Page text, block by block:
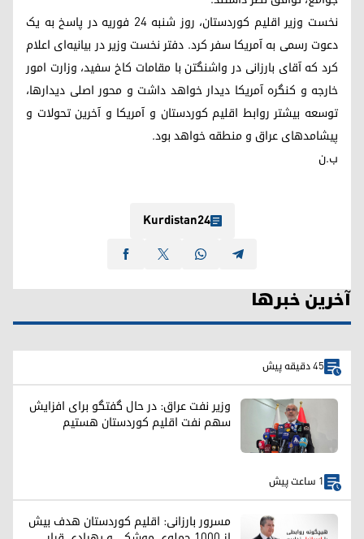
نخست وزیر اقلیم کوردستان، روز شنبه ٢٤ فوریه در پاسخ به یک
دعوت رسمی به آمریکا سفر کرد. دفتر نخست وزیر در بیانیه‌ای اعلام
کرد که آقای بارزانی در واشنگتن با مقامات کاخ سفید، وزارت امور
خارجه و کنگره آمریکا دیدار خواهد داشت و محور اصلی دیدارها،
توسعه بیشتر روابط اقلیم کوردستان و آمریکا و آخرین تحولات و
پیشامدهای عراق و منطقه خواهد بود.
ب.ن
Kurdistan24
آخرین خبرها
45 دقیقه پیش
وزیر نفت عراق: در حال گفتگو برای افزایش
سهم نفت اقلیم کوردستان هستیم
1 ساعت پیش
مسرور بارزانی: اقلیم کوردستان هدف بیش